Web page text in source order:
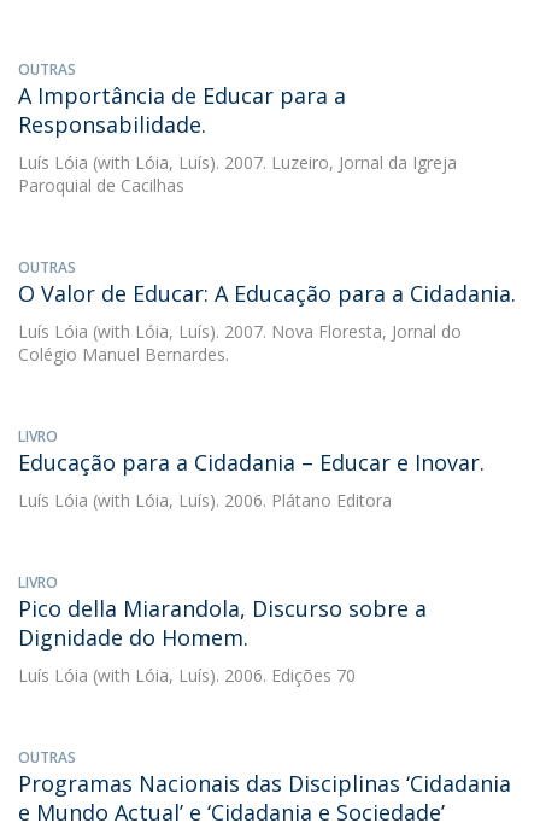
OUTRAS
A Importância de Educar para a
Responsabilidade.
Luís Lóia (with Lóia, Luís). 2007. Luzeiro, Jornal da Igreja
Paroquial de Cacilhas
OUTRAS
O Valor de Educar: A Educação para a Cidadania.
Luís Lóia (with Lóia, Luís). 2007. Nova Floresta, Jornal do
Colégio Manuel Bernardes.
LIVRO
Educação para a Cidadania – Educar e Inovar.
Luís Lóia (with Lóia, Luís). 2006. Plátano Editora
LIVRO
Pico della Miarandola, Discurso sobre a
Dignidade do Homem.
Luís Lóia (with Lóia, Luís). 2006. Edições 70
OUTRAS
Programas Nacionais das Disciplinas ‘Cidadania
e Mundo Actual’ e ‘Cidadania e Sociedade’